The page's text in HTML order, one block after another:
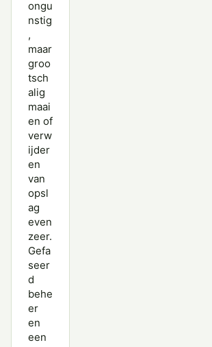
ongu
nstig
,
maar
groo
tsch
alig
maai
en of
verw
ijder
en
van
opsl
ag
even
zeer.
Gefa
seer
d
behe
er
en
een